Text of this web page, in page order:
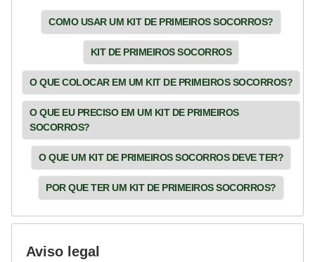
COMO USAR UM KIT DE PRIMEIROS SOCORROS?
KIT DE PRIMEIROS SOCORROS
O QUE COLOCAR EM UM KIT DE PRIMEIROS SOCORROS?
O QUE EU PRECISO EM UM KIT DE PRIMEIROS
SOCORROS?
O QUE UM KIT DE PRIMEIROS SOCORROS DEVE TER?
POR QUE TER UM KIT DE PRIMEIROS SOCORROS?
Aviso legal